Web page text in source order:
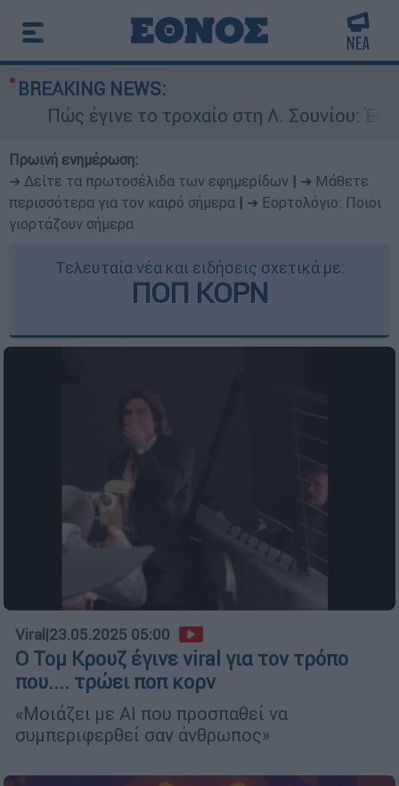
BREAKING NEWS:
έγινε το τροχαίο στη Λ. Σουνίου: Έκανε
Πρωινή ενημέρωση:
➔ Δείτε τα πρωτοσέλιδα των εφημερίδων
➔ Μάθετε
περισσότερα για τον καιρό σήμερα
➔ Εορτολόγιο: Ποιοι
γιορτάζουν σήμερα
Τελευταία νέα και ειδήσεις σχετικά με:
ΠΟΠ ΚΟΡΝ
Viral |23.05.2025 05:00
Ο Τομ Κρουζ έγινε viral για τον τρόπο
που.... τρώει ποπ κορν
«Μοιάζει με AI που προσπαθεί να
συμπεριφερθεί σαν άνθρωπος»